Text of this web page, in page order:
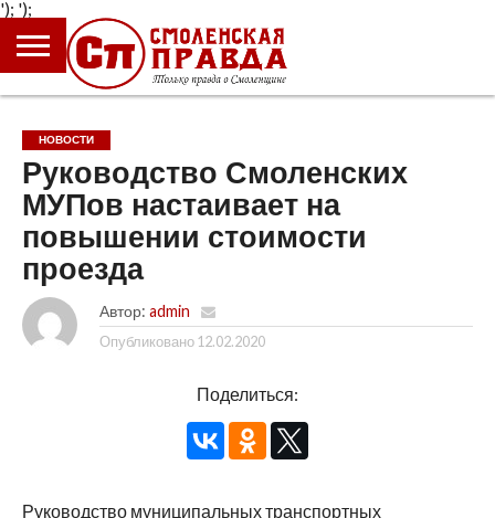
');
ГЛАВНАЯ
НОВОСТИ
ПРОИСШЕСТВИЯ
ПОЛИТИКА
КУЛЬТУРА
ЭКОНОМИКА
ОБЩЕСТВО
БЛОГИ
НОВОСТИ
Руководство Смоленских
МУПов настаивает на
повышении стоимости
проезда
Автор: admin
Опубликовано 12.02.2020
Поделиться:
Руководство муниципальных транспортных
');